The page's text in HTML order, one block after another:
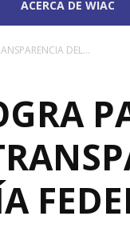
ACERCA DE WIAC
DEL...